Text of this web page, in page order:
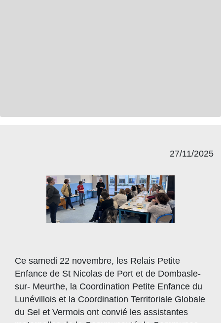
27/11/2025
Ce samedi 22 novembre, les Relais Petite
Enfance de St Nicolas de Port et de Dombasle-
sur- Meurthe, la Coordination Petite Enfance du
Lunévillois et la Coordination Territoriale Globale
du Sel et Vermois ont convié les assistantes